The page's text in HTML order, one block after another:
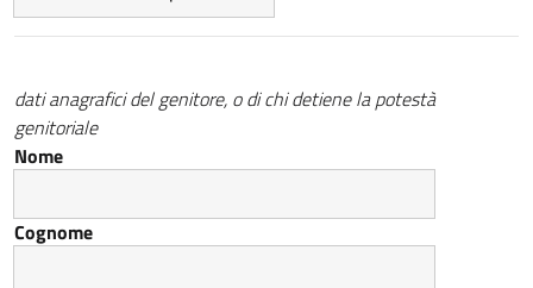
dati anagrafici del genitore, o di chi detiene la potestà
genitoriale
Nome
Cognome